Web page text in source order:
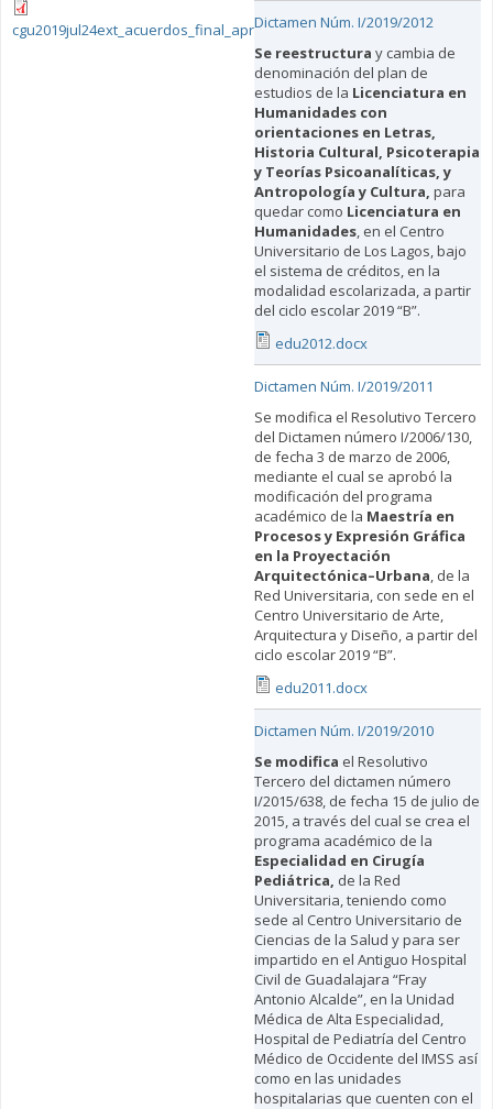
cgu2019jul24ext_acuerdos_final_aprobados.pdfDictamen Núm. I/2019/2012
Se reestructura y cambia de
denominación del plan de
estudios de la Licenciatura en
Humanidades con
orientaciones en Letras,
Historia Cultural, Psicoterapia
y Teorías Psicoanalíticas, y
Antropología y Cultura, para
quedar como Licenciatura en
Humanidades, en el Centro
Universitario de Los Lagos, bajo
el sistema de créditos, en la
modalidad escolarizada, a partir
del ciclo escolar 2019 “B”.
edu2012.docx
Dictamen Núm. I/2019/2011
Se modifica el Resolutivo Tercero
del Dictamen número I/2006/130,
de fecha 3 de marzo de 2006,
mediante el cual se aprobó la
modificación del programa
académico de la Maestría en
Procesos y Expresión Gráfica
en la Proyectación
Arquitectónica–Urbana, de la
Red Universitaria, con sede en el
Centro Universitario de Arte,
Arquitectura y Diseño, a partir del
ciclo escolar 2019 “B”.
edu2011.docx
Dictamen Núm. I/2019/2010
Se modifica el Resolutivo
Tercero del dictamen número
I/2015/638, de fecha 15 de julio de
2015, a través del cual se crea el
programa académico de la
Especialidad en Cirugía
Pediátrica, de la Red
Universitaria, teniendo como
sede al Centro Universitario de
Ciencias de la Salud y para ser
impartido en el Antiguo Hospital
Civil de Guadalajara “Fray
Antonio Alcalde”, en la Unidad
Médica de Alta Especialidad,
Hospital de Pediatría del Centro
Médico de Occidente del IMSS así
como en las unidades
hospitalarias que cuenten con el